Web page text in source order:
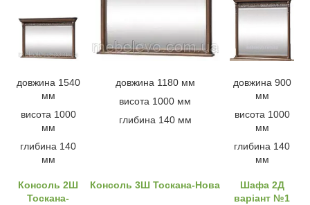
довжина 1540
мм
висота 1000
мм
глибина 140
мм
довжина 1180 мм
висота 1000 мм
глибина 140 мм
довжина 900
мм
висота 1000
мм
глибина 140
мм
Консоль 2Ш
Тоскана-
Консоль 3Ш Тоскана-Нова
Шафа 2Д
варіант №1